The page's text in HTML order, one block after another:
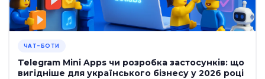
ЧАТ-БОТИ
Telegram Mini Apps чи розробка застосунків: що
вигідніше для українського бізнесу у 2026 році